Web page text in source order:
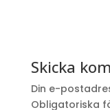
Skicka
Din e-
Obligatoriska